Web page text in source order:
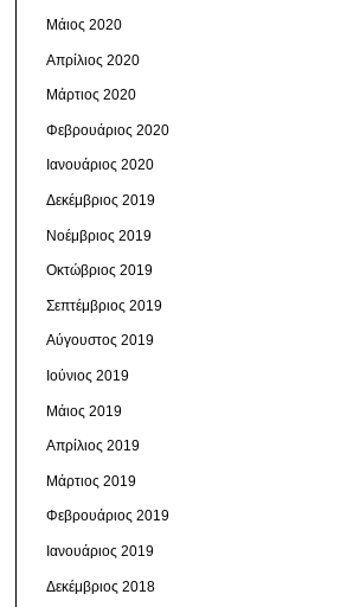
Μάιος 2020
Απρίλιος 2020
Μάρτιος 2020
Φεβρουάριος 2020
Ιανουάριος 2020
Δεκέμβριος 2019
Νοέμβριος 2019
Οκτώβριος 2019
Σεπτέμβριος 2019
Αύγουστος 2019
Ιούνιος 2019
Μάιος 2019
Απρίλιος 2019
Μάρτιος 2019
Φεβρουάριος 2019
Ιανουάριος 2019
Δεκέμβριος 2018